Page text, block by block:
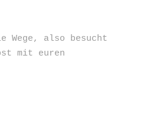
Wege, also besucht
mit euren